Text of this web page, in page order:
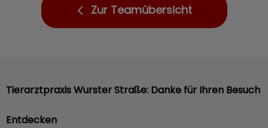
Zur Teamübersicht
Entdecken
Tierarztpraxis Wurster Straße: Danke für Ihren Besuch